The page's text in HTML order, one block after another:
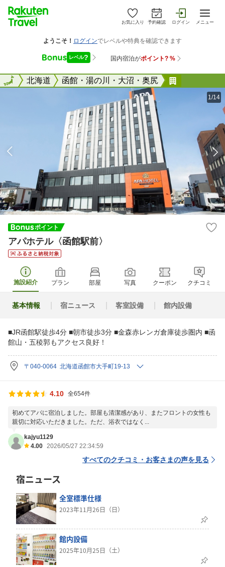
お気に入り 予約確認 ログイン メニュー
全国北海道 函館・湯の川・大沼・奥尻
全国
1/14
アパホテル〈函館駅前〉
施設紹介 プラン 部屋 写真 クーポン クチコミ
基本情報 宿ニュース 客室設備 館内設備
■JR函館駅徒歩4分 ■朝市徒歩3分 ■金森赤レンガ倉庫徒歩圏内 ■函
館山・五稜郭もアクセス良好！
〒040-0064 北海道函館市大手町19-13
4.10 全654件
初めてアパに宿泊しました。部屋も清潔感があり、またフロントの女性も
親切に対応いただきました。ただ、浴衣ではなく...
kajyu1129
4.00 2026/05/27 22:34:59
すべてのクチコミ・お客さまの声を見る
宿ニュース
全室標準仕様
2023年11月26日（日）
館内設備
2025年10月25日（土）